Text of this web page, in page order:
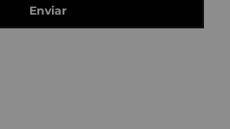
Enviar